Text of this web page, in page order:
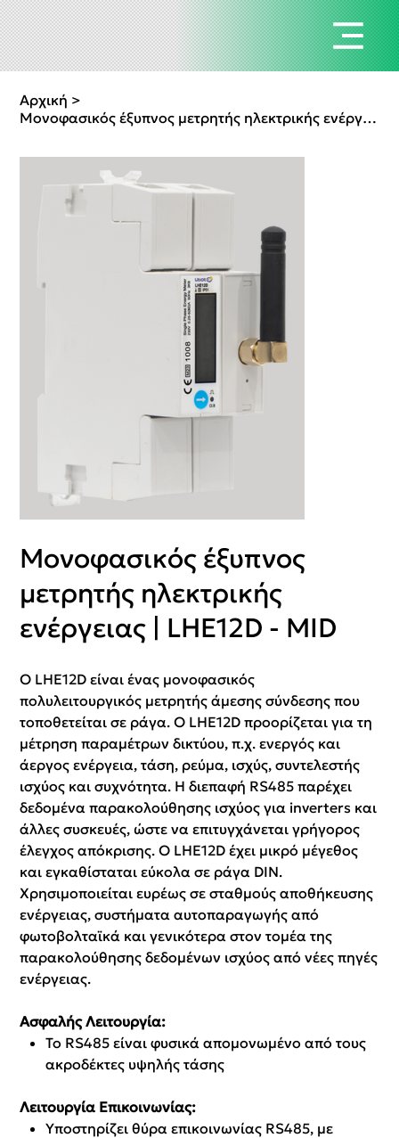
Αρχική >
Μονοφασικός έξυπνος μετρητής ηλεκτρικής ενέργειας | LHE12D - MID
Μονοφασικός έξυπνος
μετρητής ηλεκτρικής
ενέργειας | LHE12D - MID
Ο LHE12D είναι ένας μονοφασικός
πολυλειτουργικός μετρητής άμεσης σύνδεσης που
τοποθετείται σε ράγα. Ο LHE12D προορίζεται για τη
μέτρηση παραμέτρων δικτύου, π.χ. ενεργός και
άεργος ενέργεια, τάση, ρεύμα, ισχύς, συντελεστής
ισχύος και συχνότητα. Η διεπαφή RS485 παρέχει
δεδομένα παρακολούθησης ισχύος για inverters και
άλλες συσκευές, ώστε να επιτυγχάνεται γρήγορος
έλεγχος απόκρισης. Ο LHE12D έχει μικρό μέγεθος
και εγκαθίσταται εύκολα σε ράγα DIN.
Χρησιμοποιείται ευρέως σε σταθμούς αποθήκευσης
ενέργειας, συστήματα αυτοπαραγωγής από
φωτοβολταϊκά και γενικότερα στον τομέα της
παρακολούθησης δεδομένων ισχύος από νέες πηγές
ενέργειας.
Ασφαλής Λειτουργία:
Το RS485 είναι φυσικά απομονωμένο από τους
ακροδέκτες υψηλής τάσης
Λειτουργία Επικοινωνίας:
Υποστηρίζει θύρα επικοινωνίας RS485, με